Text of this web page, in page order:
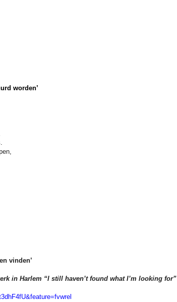
worden’
vinden’
in Harlem “I still haven’t found what I’m looking for”